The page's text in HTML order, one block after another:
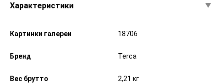
Характеристики
Картинки галереи 18706
Бренд Terca
Вес брутто 2,21 кг